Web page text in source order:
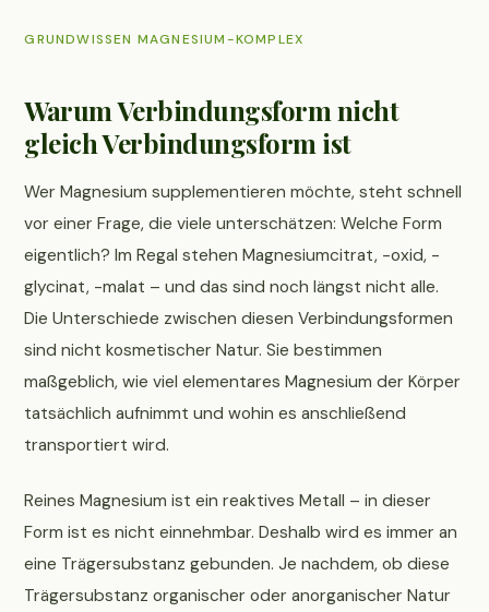
GRUNDWISSEN MAGNESIUM-KOMPLEX
Warum Verbindungsform nicht
gleich Verbindungsform ist
Wer Magnesium supplementieren möchte, steht schnell
vor einer Frage, die viele unterschätzen: Welche Form
eigentlich? Im Regal stehen Magnesiumcitrat, -oxid, -
glycinat, -malat – und das sind noch längst nicht alle.
Die Unterschiede zwischen diesen Verbindungsformen
sind nicht kosmetischer Natur. Sie bestimmen
maßgeblich, wie viel elementares Magnesium der Körper
tatsächlich aufnimmt und wohin es anschließend
transportiert wird.
Reines Magnesium ist ein reaktives Metall – in dieser
Form ist es nicht einnehmbar. Deshalb wird es immer an
eine Trägersubstanz gebunden. Je nachdem, ob diese
Trägersubstanz organischer oder anorganischer Natur